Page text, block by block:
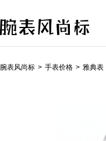
腕表风尚标 手表价格 雅典表